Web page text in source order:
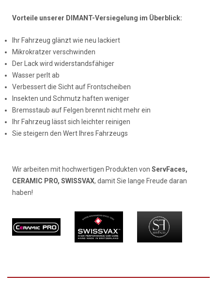
Vorteile unserer DIMANT-Versiegelung im Überblick:
Ihr Fahrzeug glänzt wie neu lackiert
Mikrokratzer verschwinden
Der Lack wird widerstandsfähiger
Wasser perlt ab
Verbessert die Sicht auf Frontscheiben
Insekten und Schmutz haften weniger
Bremsstaub auf Felgen brennt nicht mehr ein
Ihr Fahrzeug lässt sich leichter reinigen
Sie steigern den Wert Ihres Fahrzeugs
Wir arbeiten mit hochwertigen Produkten von ServFaces,
CERAMIC PRO, SWISSVAX, damit Sie lange Freude daran
haben!